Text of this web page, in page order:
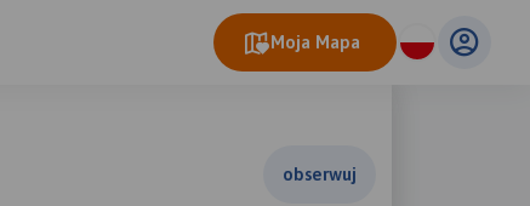
Moja Mapa
obserwuj